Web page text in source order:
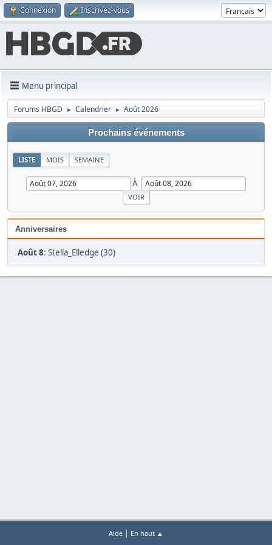
Connexion Inscrivez-vous
Menu principal
Forums HBGD ► Calendrier ► Août 2026
Prochains événements
LISTE MOIS SEMAINE
À
Anniversaires
Août 8: Stella_Elledge (30)
Aide | En haut ▲